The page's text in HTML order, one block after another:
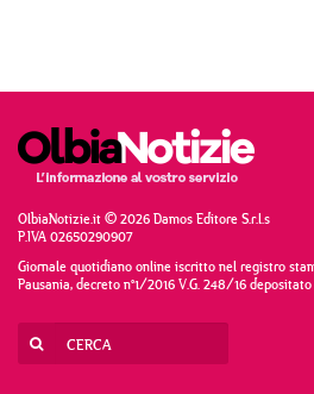
OlbiaNotizie.it © 2026 Damos Editore S.r.l.s
P.IVA 02650290907
Giornale quotidiano online iscritto nel registro
Pausania, decreto n°1/2016 V.G. 248/16